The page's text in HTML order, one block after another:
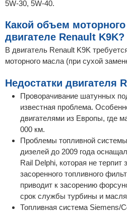
5W-30, 5W-40.
Какой объем
двигателе Renault K9K?
В двигатель Renault K9K
моторного масла (при сухой
Недостатки двигателя
Проворачивание шатунных
известная проблема.
двигателями из Европы, где
000 км.
Проблемы топливной
дизелей до 2009 года
Rail Delphi, которая не терпит
засоренного топливного
приводит к засорению
срок службы турбины и
Топливная система Siemens/